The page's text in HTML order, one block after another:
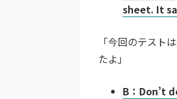
sheet. It
「今回のテスト
たよ」
B：Don’t